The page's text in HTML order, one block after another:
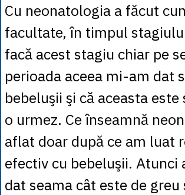
Cu neonatologia a făcut
facultate, în timpul
facă acest stagiu chiar pe
perioada aceea mi-am dat
bebeluşii şi că aceasta
o urmez. Ce înseamnă
aflat doar după ce am luat
efectiv cu bebeluşii.
dat seama cât este de